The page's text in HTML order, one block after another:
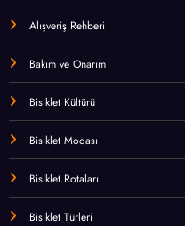
Alışveriş Rehberi
Bakım ve Onarım
Bisiklet Kültürü
Bisiklet Modası
Bisiklet Rotaları
Bisiklet Türleri